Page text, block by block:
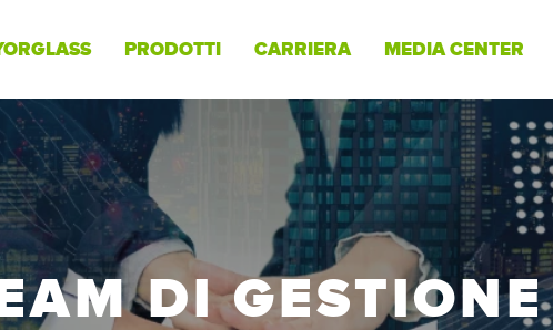
PRODOTTI CARRIERA MEDIA CENTER
DI GESTIONE